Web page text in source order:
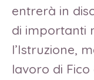
entrerà in
di importanti
l’Istruzione,
lavoro di